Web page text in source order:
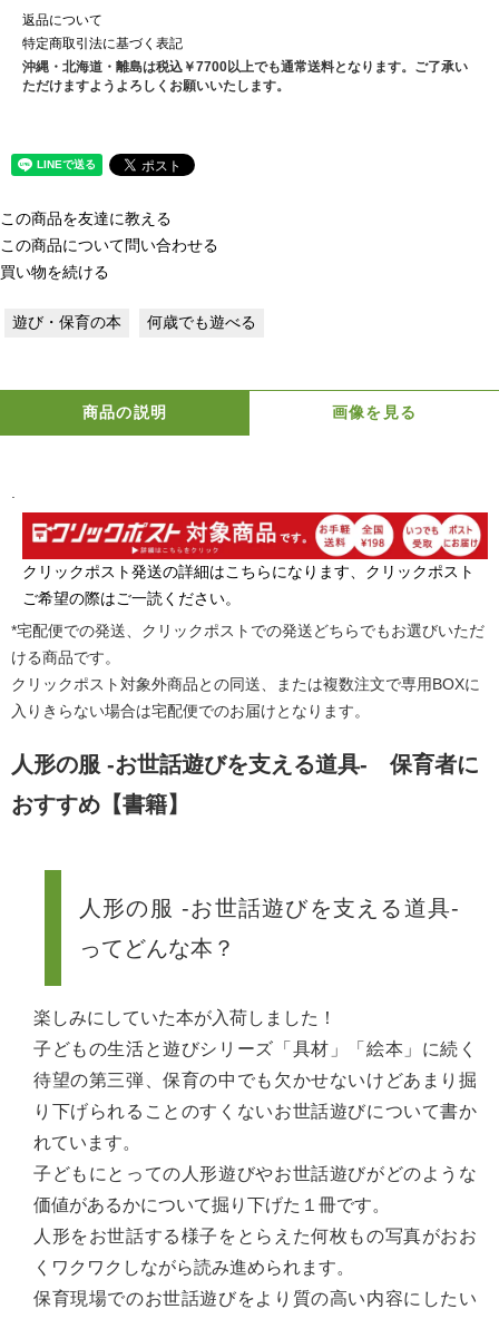
返品について
特定商取引法に基づく表記
沖縄・北海道・離島は税込￥7700以上でも通常送料となります。ご了承い
ただけますようよろしくお願いいたします。
この商品を友達に教える
この商品について問い合わせる
買い物を続ける
遊び・保育の本 何歳でも遊べる
商品の説明 画像を見る
クリックポスト発送の詳細はこちらになります、クリックポスト
ご希望の際はご一読ください。
*宅配便での発送、クリックポストでの発送どちらでもお選びいただ
ける商品です。
クリックポスト対象外商品との同送、または複数注文で専用BOXに
入りきらない場合は宅配便でのお届けとなります。
人形の服 -お世話遊びを支える道具- 保育者に
おすすめ【書籍】
人形の服 -お世話遊びを支える道具-
ってどんな本？
楽しみにしていた本が入荷しました！
子どもの生活と遊びシリーズ「具材」「絵本」に続く
待望の第三弾、保育の中でも欠かせないけどあまり掘
り下げられることのすくないお世話遊びについて書か
れています。
子どもにとっての人形遊びやお世話遊びがどのような
価値があるかについて掘り下げた１冊です。
人形をお世話する様子をとらえた何枚もの写真がおお
くワクワクしながら読み進められます。
保育現場でのお世話遊びをより質の高い内容にしたい